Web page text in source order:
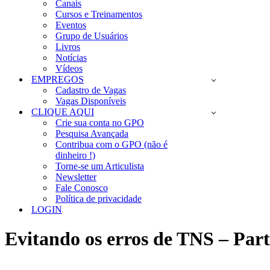
Canais
Cursos e Treinamentos
Eventos
Grupo de Usuários
Livros
Notícias
Vídeos
EMPREGOS
Cadastro de Vagas
Vagas Disponíveis
CLIQUE AQUI
Crie sua conta no GPO
Pesquisa Avançada
Contribua com o GPO (não é
dinheiro !)
Torne-se um Articulista
Newsletter
Fale Conosco
Política de privacidade
LOGIN
Evitando os erros de TNS –